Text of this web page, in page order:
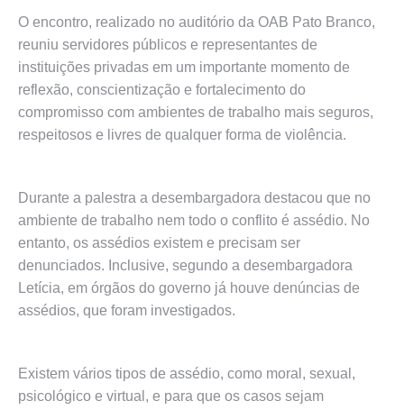
O encontro, realizado no auditório da OAB Pato Branco,
reuniu servidores públicos e representantes de
instituições privadas em um importante momento de
reflexão, conscientização e fortalecimento do
compromisso com ambientes de trabalho mais seguros,
respeitosos e livres de qualquer forma de violência.
Durante a palestra a desembargadora destacou que no
ambiente de trabalho nem todo o conflito é assédio. No
entanto, os assédios existem e precisam ser
denunciados. Inclusive, segundo a desembargadora
Letícia, em órgãos do governo já houve denúncias de
assédios, que foram investigados.
Existem vários tipos de assédio, como moral, sexual,
psicológico e virtual, e para que os casos sejam